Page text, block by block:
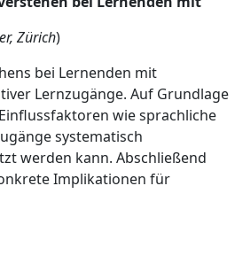
Zürich)
bei Lernenden mit
Lernzugänge. Auf Grundlage
wie sprachliche
systematisch
werden kann. Abschließend
Implikationen für